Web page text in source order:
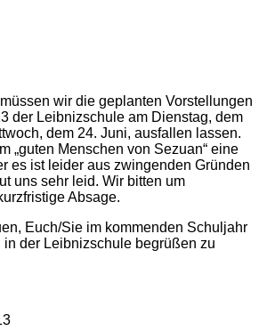
wir die geplanten Vorstellungen
der Leibnizschule am Dienstag, dem
dem 24. Juni, ausfallen lassen.
„guten Menschen von Sezuan“ eine
es ist leider aus zwingenden Gründen
uns sehr leid. Wir bitten um
Absage.
Euch/Sie im kommenden Schuljahr
der Leibnizschule begrüßen zu